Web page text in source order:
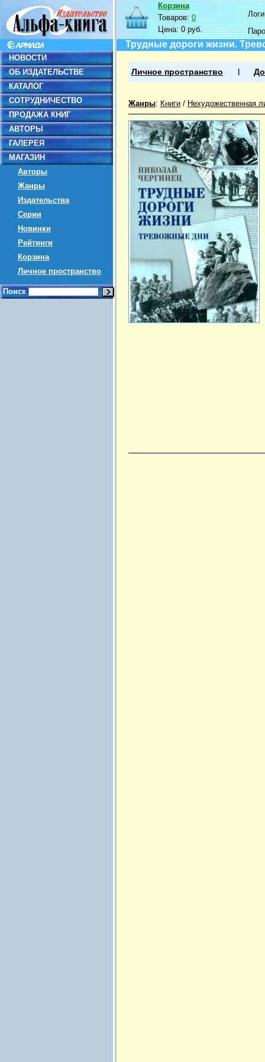
НОВОСТИ
ОБ ИЗДАТЕЛЬСТВЕ
КАТАЛОГ
СОТРУДНИЧЕСТВО
ПРОДАЖА КНИГ
АВТОРЫ
ГАЛЕРЕЯ
МАГАЗИН
Авторы
Жанры
Издательства
Серии
Новинки
Рейтинги
Корзина
Личное пространство
Поиск
Корзина
Товаров:0
Цена:0 руб.
Трудные дороги жизни.
Личное пространство
Жанры: Книги / Нехудожественная